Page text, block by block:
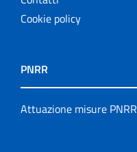
Cookie policy
PNRR
Attuazione misure PNRR